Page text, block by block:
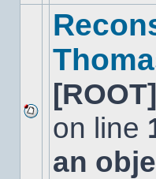
Aucun
nouveau
message
non-
on line
an